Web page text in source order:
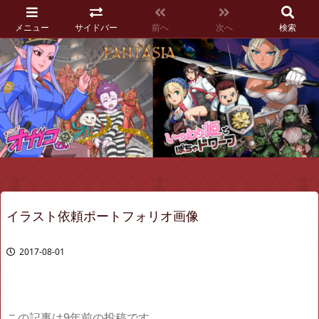
メニュー サイドバー 前へ 次へ 検索
イラスト依頼ポートフォリオ画像
2017-08-01